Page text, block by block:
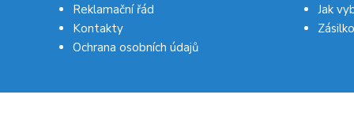
Reklamační řád
Kontakty
Ochrana osobních údajů
Jak